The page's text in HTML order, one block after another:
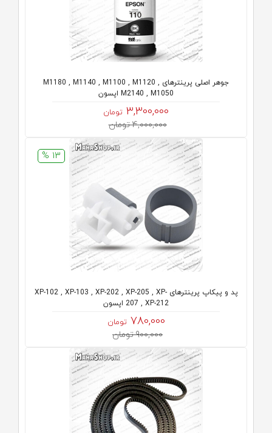
جوهر اصلی پرینترهای M1180 , M1140 , M1100 , M1120 ,
M2140 , M1050 اپسون
3,300,000 تومان
4,000,000 تومان
13 %
پد و پیکاپ پرینترهای XP-102 , XP-103 , XP-202 , XP-205 , XP-
207 , XP-212 اپسون
780,000 تومان
900,000 تومان